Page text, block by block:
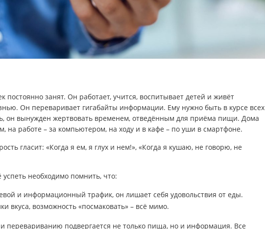
постоянно занят. Он работает, учится, воспитывает детей и живёт
Он переваривает гигабайты информации. Ему нужно быть в курсе всех
он вынужден жертвовать временем, отведённым для приёма пищи. Дома
на работе – за компьютером, на ходу и в кафе – по уши в смартфоне.
гласит: «Когда я ем, я глух и нем!», «Когда я кушаю, не говорю, не
успеть необходимо помнить, что:
и информационный трафик, он лишает себя удовольствия от еды.
вкуса, возможность «посмаковать» – всё мимо.
перевариванию подвергается не только пища, но и информация. Все